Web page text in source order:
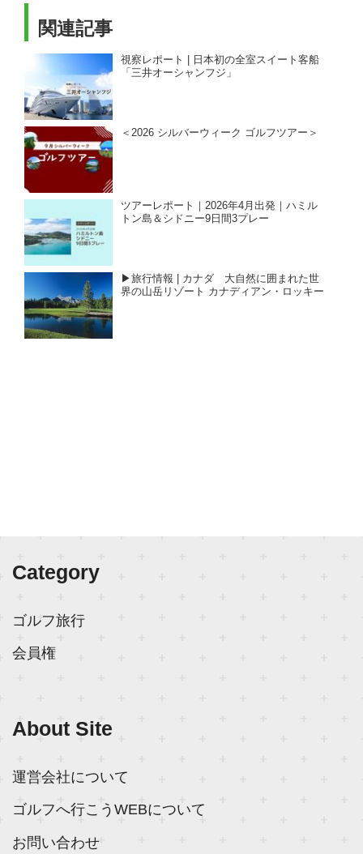
関連記事
視察レポート | 日本初の全室スイート客船
「三井オーシャンフジ」
＜2026 シルバーウィーク ゴルフツアー＞
ツアーレポート｜2026年4月出発｜ハミル
トン島＆シドニー9日間3プレー
▶旅行情報 | カナダ 大自然に囲まれた世
界の山岳リゾート カナディアン・ロッキー
Category
ゴルフ旅行
会員権
About Site
運営会社について
ゴルフへ行こうWEBについて
お問い合わせ